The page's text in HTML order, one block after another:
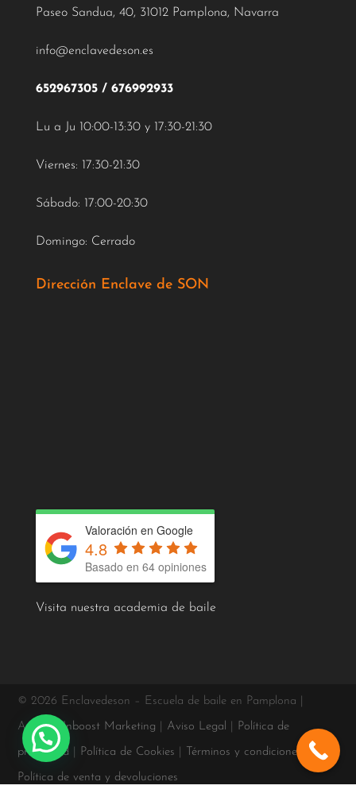
Paseo Sandua, 40, 31012 Pamplona, Navarra
info@enclavedeson.es
652967305/ 676992933
Lu a Ju 10:00-13:30 y 17:30-21:30
Viernes: 17:30-21:30
Sábado: 17:00-20:30
Domingo: Cerrado
Dirección Enclave de SON
Valoración en Google
4.8
Basado en 64 opiniones
Visita nuestra academia de baile
© 2026 Enclavedeson – Escuela de baile en Pamplona |
AgenciaInboost Marketing Aviso Legal Política de
privacidad Política de Cookies Términos y condiciones |
Política de venta y devoluciones